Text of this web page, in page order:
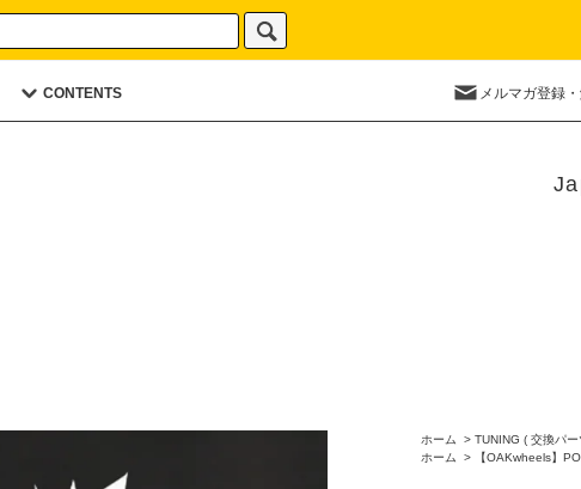
CONTENTS メルマガ登録
ホーム > TUNING ( 交換パー
ホーム
> 【OAKwheels】